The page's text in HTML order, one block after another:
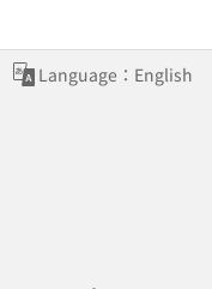
Language：English